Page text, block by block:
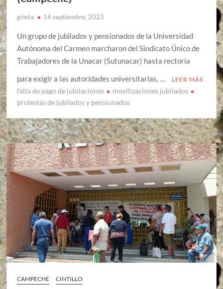
grieta 14 septiembre, 2023
Un grupo de jubilados y pensionados de la Universidad
Autónoma del Carmen marcharon del Sindicato Único de
Trabajadores de la Unacar (Sutunacar) hasta rectoría
para exigir a las autoridades universitarias, …
LEER MÁS
falta de pago de jubilaciones
movilizaciones jubilados
protestas de jubilados y pensionados
CAMPECHE
CINTILLO